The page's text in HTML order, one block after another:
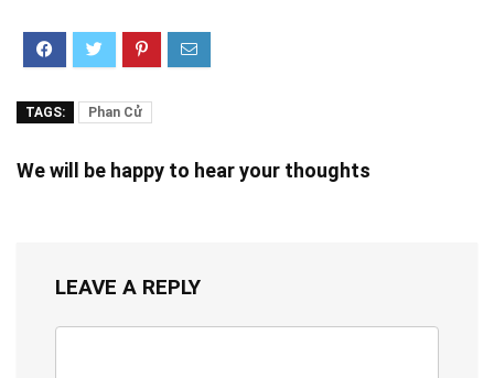
TAGS: Phan Cử
We will be happy to hear your thoughts
LEAVE A REPLY